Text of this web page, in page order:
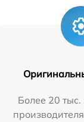
Более 20 тыс.